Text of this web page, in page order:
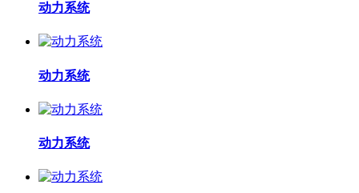
动力系统
动力系统
动力系统